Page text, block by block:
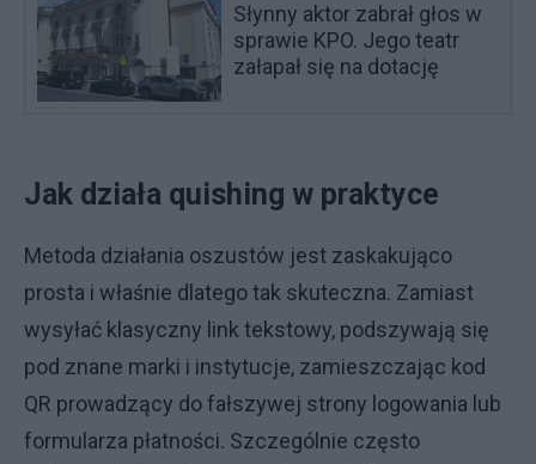
Słynny aktor zabrał głos w
sprawie KPO. Jego teatr
załapał się na dotację
Jak działa quishing w praktyce
Metoda działania oszustów jest zaskakująco
prosta i właśnie dlatego tak skuteczna. Zamiast
wysyłać klasyczny link tekstowy, podszywają się
pod znane marki i instytucje, zamieszczając kod
QR prowadzący do fałszywej strony logowania lub
formularza płatności. Szczególnie często